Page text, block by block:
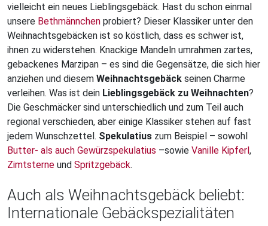
vielleicht ein neues Lieblingsgebäck. Hast du schon einmal
unsere Bethmännchen probiert? Dieser Klassiker unter den
Weihnachtsgebäcken ist so köstlich, dass es schwer ist,
ihnen zu widerstehen. Knackige Mandeln umrahmen zartes,
gebackenes Marzipan – es sind die Gegensätze, die sich hier
anziehen und diesem Weihnachtsgebäck seinen Charme
verleihen. Was ist dein Lieblingsgebäck zu Weihnachten?
Die Geschmäcker sind unterschiedlich und zum Teil auch
regional verschieden, aber einige Klassiker stehen auf fast
jedem Wunschzettel. Spekulatius zum Beispiel – sowohl
Butter- als auch Gewürzspekulatius –sowie Vanille Kipferl,
Zimtsterne und Spritzgebäck.
Auch als Weihnachtsgebäck beliebt:
Internationale Gebäckspezialitäten